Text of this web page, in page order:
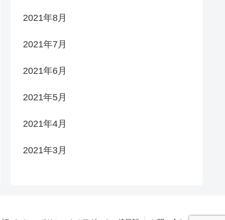
2021年8月
2021年7月
2021年6月
2021年5月
2021年4月
2021年3月